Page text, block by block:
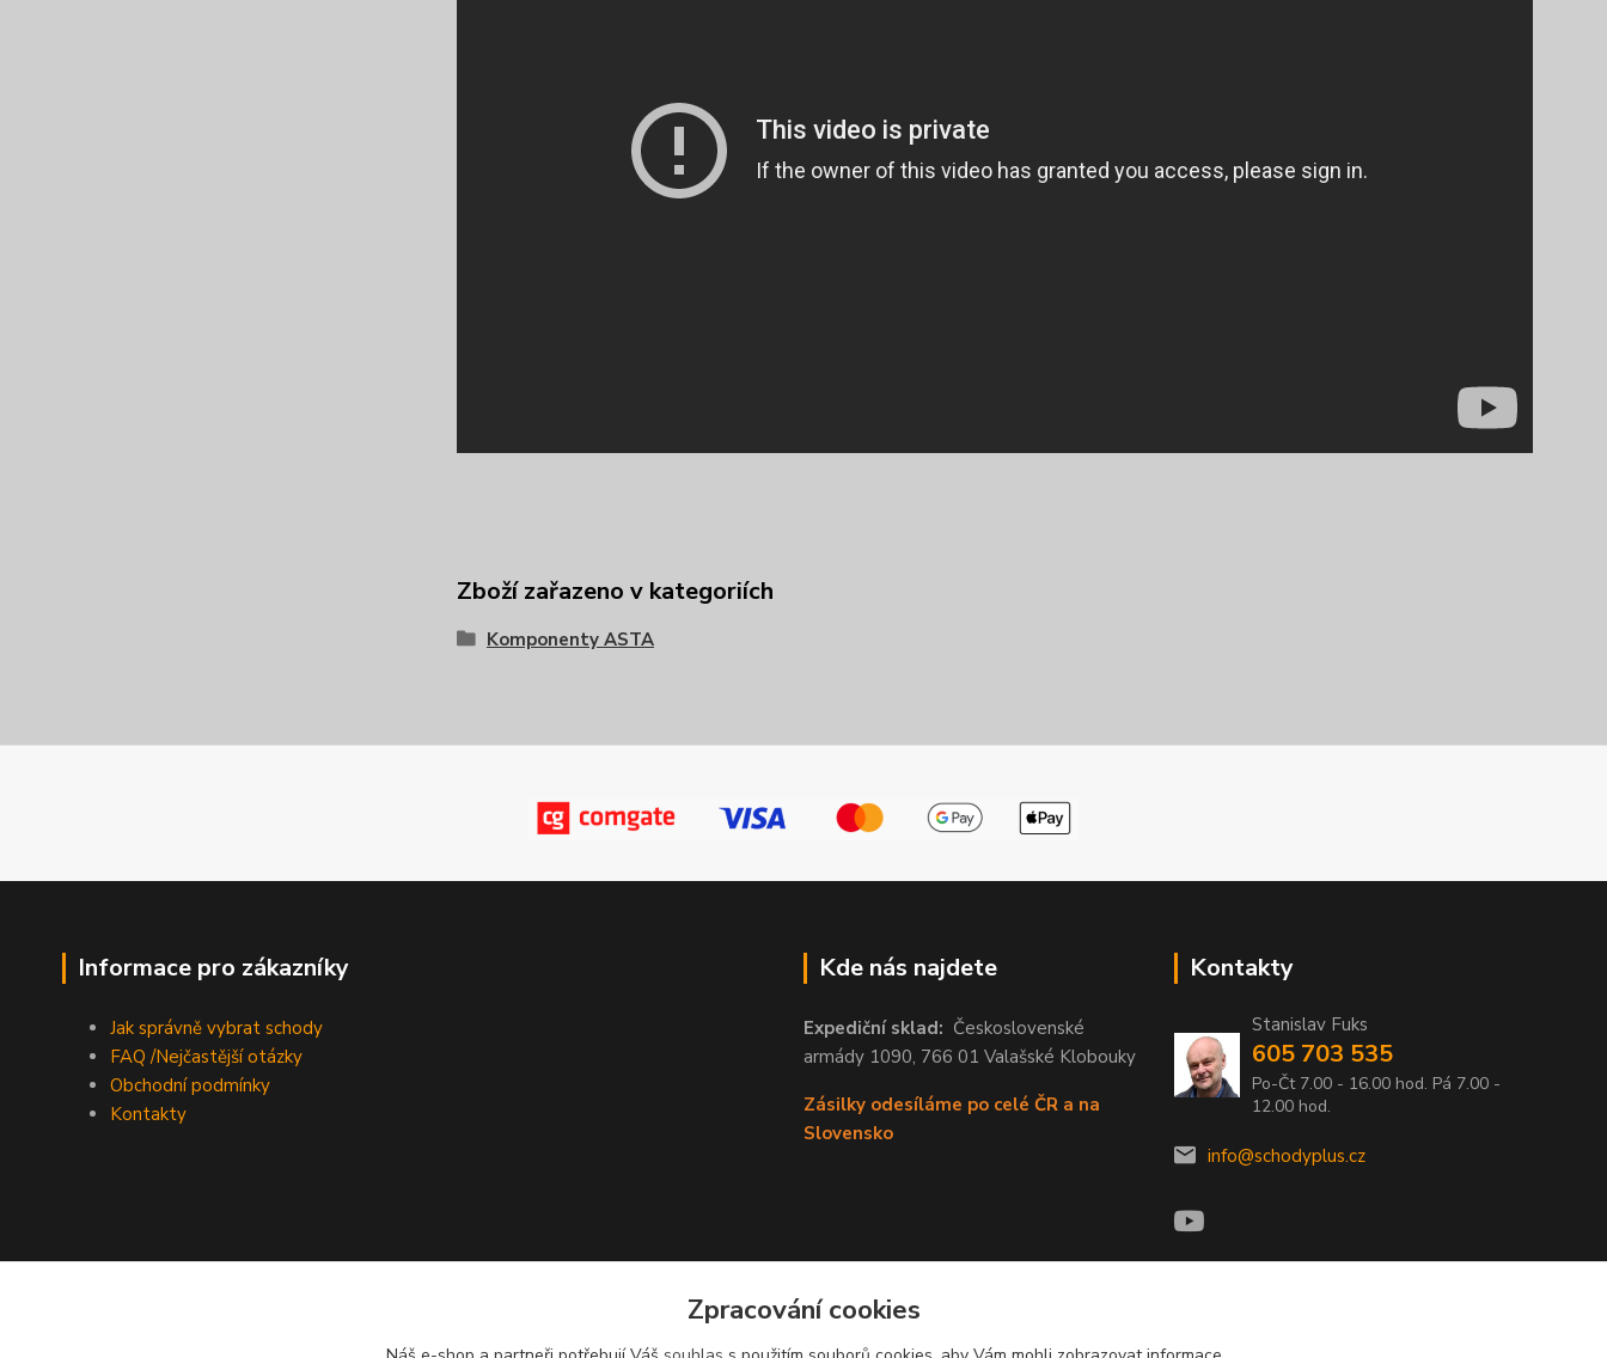
Zboží zařazeno v kategoriích
Komponenty ASTA
Informace pro zákazníky
Jak správně vybrat schody
FAQ /Nejčastější otázky
Obchodní podmínky
Kontakty
Kde nás najdete
Expediční sklad: Československé
armády 1090, 766 01 Valašské Klobouky
Zásilky odesíláme po celé ČR a na
Slovensko
Kontakty
Stanislav Fuks
605 703 535
Po-Čt 7.00 - 16.00 hod. Pá 7.00 -
12.00 hod.
info@schodyplus.cz
Zpracování cookies